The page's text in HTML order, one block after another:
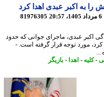
اکبر عبدی اهدا کرد
81976305
عبدی، ماجرای جوانی که حدود
مورد توجه قرار گرفته است. -
-اهدا -بازیگر